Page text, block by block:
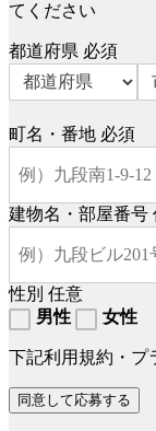
てください
都道府県 必須
町名・番地 必須
建物名・部屋番号
性別 任意
男性
女性
下記利用規約・プ